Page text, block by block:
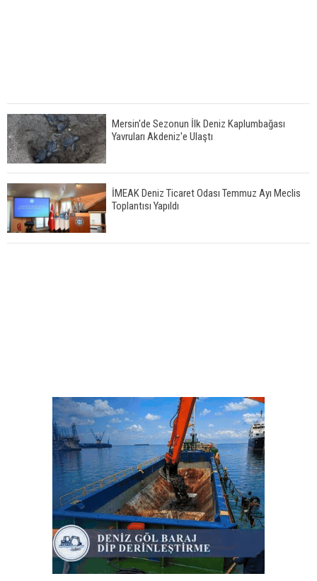
Mersin'de Sezonun İlk Deniz Kaplumbağası
Yavruları Akdeniz'e Ulaştı
İMEAK Deniz Ticaret Odası Temmuz Ayı Meclis
Toplantısı Yapıldı